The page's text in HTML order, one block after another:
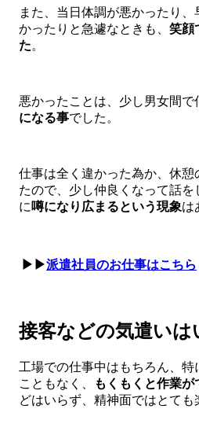
また、当日体調が悪かったり
かったりと急遽なときも、 笑顔
た。
悪かったことは、少し男女間で
になる事でした。
仕事は全く違かった為か、休憩
たので、少し仲良くなって話
に 噂になり広まるという現象は
▶▶派遣社員のお仕事はこちら
接客などの気遣いは
工場での仕事中はもちろん、
こともなく、
もくもくと作業が
どはいらず、精神面ではとても